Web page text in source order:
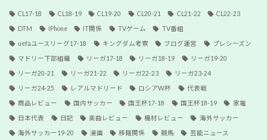
CL17-18 CL18-19 CL19-20 CL20-21 CL21-22 CL22-23
DTM IPhone IT関係 TVゲーム TV番組
uefaユースリーグ17-18 キングダム考察 ブログ運営 プレシーズン
マドリー下部組織 リーガ17-18 リーガ18-19 リーガ19-20
リーガ20-21 リーガ21-22 リーガ22-23 リーガ23-24
リーガ24-25 レアルマドリード ロシアW杯 代表戦
商品レビュー 国内サッカー 国王杯17-18 国王杯18-19 家電
日本代表 日記 楽曲レビュー 機材レビュー 海外サッカー
海外サッカー19-20 漫画 移籍関係 競馬 芸能ニュース